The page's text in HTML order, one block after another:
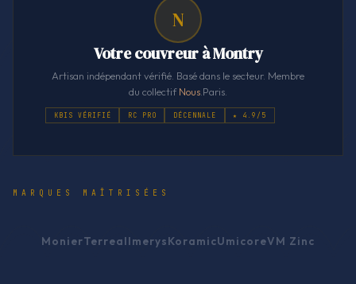
N
Votre couvreur à Montry
Artisan indépendant vérifié. Basé dans le secteur. Membre
du collectifNous .Paris.
KBIS VÉRIFIÉ RC PRO DÉCENNALE ★ 4.9/5
MARQUES MAÎTRISÉES
MonierTerrealImerysKoramicUmicoreVM Zinc